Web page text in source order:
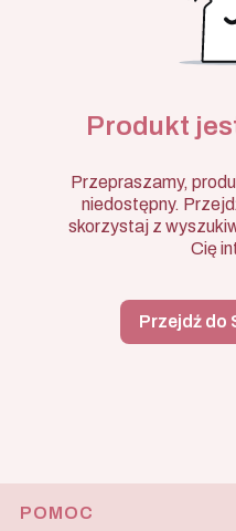
Produkt
Przepraszamy,
niedostępny.
skorzystaj z
Cię
Przejdź do
Linki w stopce
POMOC